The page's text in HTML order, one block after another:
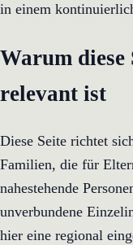
in einem
Warum diese
relevant ist
Diese Seite richtet
Familien, die für
nahestehende
unverbundene
hier eine regional